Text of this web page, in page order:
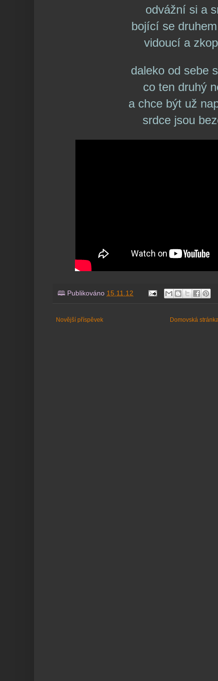
odvážní si a
bojící se
vidoucí a
daleko od sebe
co ten druhý
a chce být už
srdce jsou
🕮 Publikováno 15.11.12
Novější příspěvek Domovská